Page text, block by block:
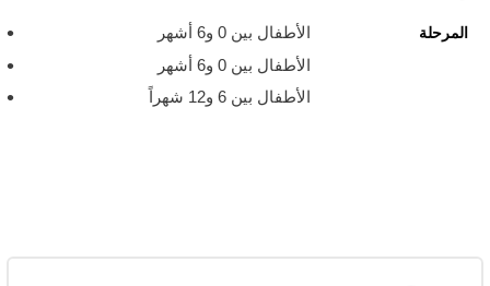
المرحلة
الأطفال بين 0 و6 أشهر
الأطفال بين 0 و6 أشهر
الأطفال بين 6 و12 شهراً